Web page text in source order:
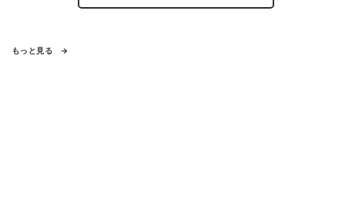
もっと見る